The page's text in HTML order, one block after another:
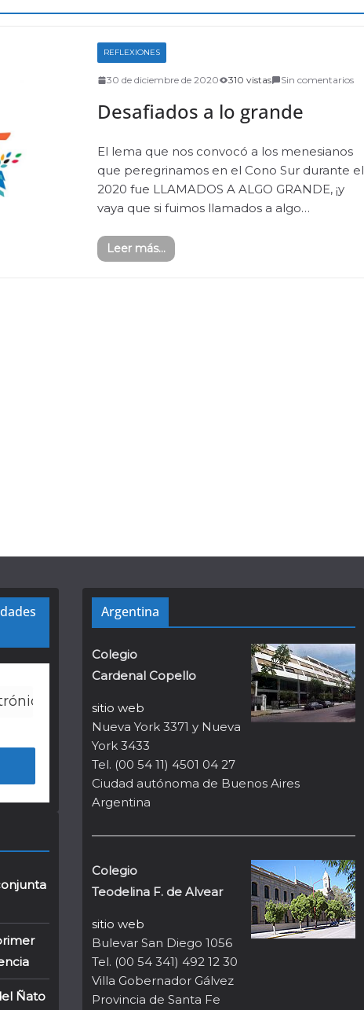
REFLEXIONES
30 de diciembre de 2020 310 vistas Sin comentarios
Desafiados a lo grande
El lema que nos convocó a los menesianos
que peregrinamos en el Cono Sur durante el
2020 fue LLAMADOS A ALGO GRANDE, ¡y
vaya que si fuimos llamados a algo…
Leer más...
Ñato
Argentina
Colegio
Cardenal Copello
sitio web
Nueva York 3371 y Nueva
York 3433
Tel. (00 54 11) 4501 04 27
Ciudad autónoma de Buenos Aires
Argentina
Colegio
Teodelina F. de Alvear
sitio web
Bulevar San Diego 1056
Tel. (00 54 341) 492 12 30
Villa Gobernador Gálvez
Provincia de Santa Fe